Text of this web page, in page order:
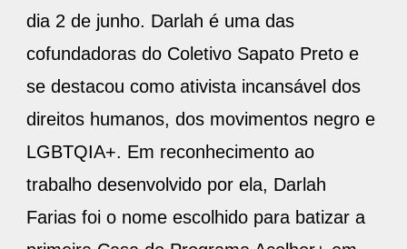
dia 2 de junho. Darlah é uma das
cofundadoras do Coletivo Sapato Preto e
se destacou como ativista incansável dos
direitos humanos, dos movimentos negro e
LGBTQIA+. Em reconhecimento ao
trabalho desenvolvido por ela, Darlah
Farias foi o nome escolhido para batizar a